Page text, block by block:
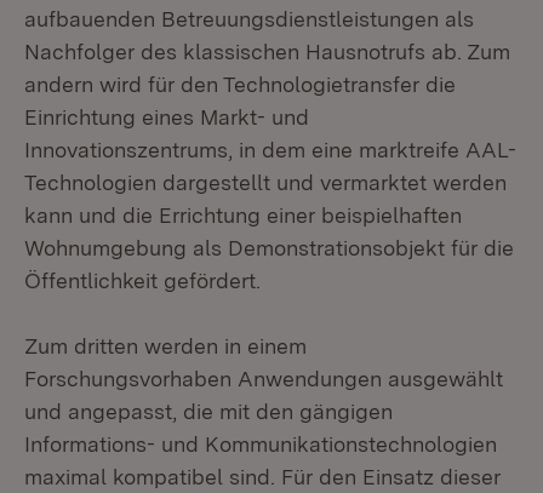
aufbauenden Betreuungsdienstleistungen als
Nachfolger des klassischen Hausnotrufs ab. Zum
andern wird für den Technologietransfer die
Einrichtung eines Markt- und
Innovationszentrums, in dem eine marktreife AAL-
Technologien dargestellt und vermarktet werden
kann und die Errichtung einer beispielhaften
Wohnumgebung als Demonstrationsobjekt für die
Öffentlichkeit gefördert.
Zum dritten werden in einem
Forschungsvorhaben Anwendungen ausgewählt
und angepasst, die mit den gängigen
Informations- und Kommunikationstechnologien
maximal kompatibel sind. Für den Einsatz dieser